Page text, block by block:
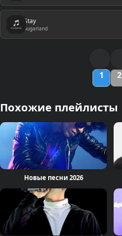
Stay
Sugarland
1 2
Похожие плейлисты
Новые песни 2026